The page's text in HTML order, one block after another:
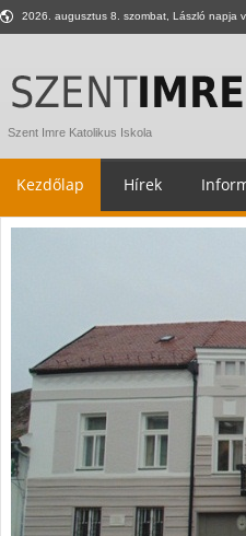
2026. augusztus 8. szombat, László napja
Szent Imre Katolikus Iskola
Kezdőlap Hírek